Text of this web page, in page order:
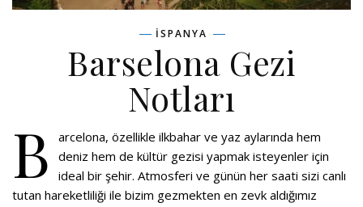
İSPANYA
Barselona Gezi
Notları
B
arcelona, özellikle ilkbahar ve yaz aylarında hem
deniz hem de kültür gezisi yapmak isteyenler için
ideal bir şehir. Atmosferi ve günün her saati sizi canlı
tutan hareketliliği ile bizim gezmekten en zevk aldığımız